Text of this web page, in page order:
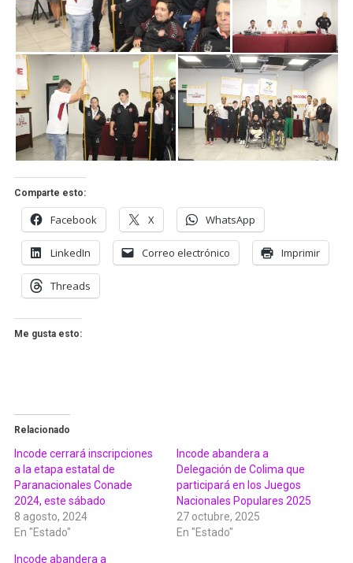
Comparte esto:
Facebook X WhatsApp
LinkedIn Correo electrónico Imprimir
Threads
Me gusta esto:
Relacionado
Incode cerrará inscripciones
a la etapa estatal de
Paranacionales Conade
2024, este sábado
8 agosto, 2024
En "Estado"
Incode abandera a
Delegación de Colima que
participará en los Juegos
Nacionales Populares 2025
27 octubre, 2025
En "Estado"
Incode abandera a